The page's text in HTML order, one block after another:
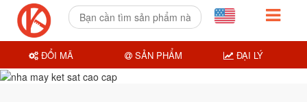
ĐỔI MÃ SẢN PHẨM ĐẠI LÝ